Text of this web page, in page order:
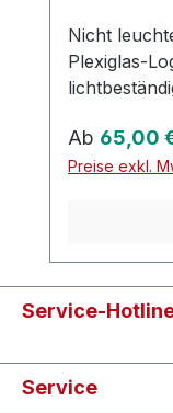
Nicht
Plexiglas-
Regulärer
Ab 65,00
Preise exkl.
Service-
Service